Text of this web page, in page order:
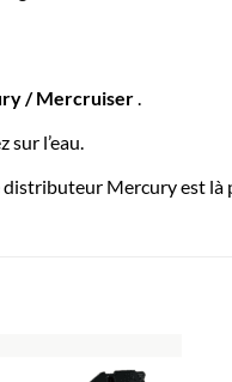
/ Mercruiser.
sur l’eau.
distributeur Mercury est là